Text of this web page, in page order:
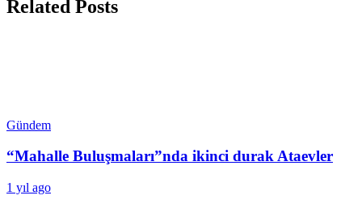
Related Posts
Gündem
“Mahalle Buluşmaları”nda ikinci durak Ataevler
1 yıl ago